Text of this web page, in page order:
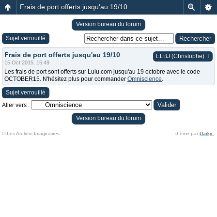
Frais de port offerts jusqu'au 19/10
Version bureau du forum
Sujet verrouillé
ELBJ (Christophe) ↓
Frais de port offerts jusqu'au 19/10
15 Oct 2015, 15:49
Les frais de port sont offerts sur Lulu.com jusqu'au 19 octobre avec le code
OCTOBER15. N'hésitez plus pour commander Omniscience.
Sujet verrouillé
Aller vers :
Version bureau du forum
© Les Ateliers Imaginaires thème par Darky